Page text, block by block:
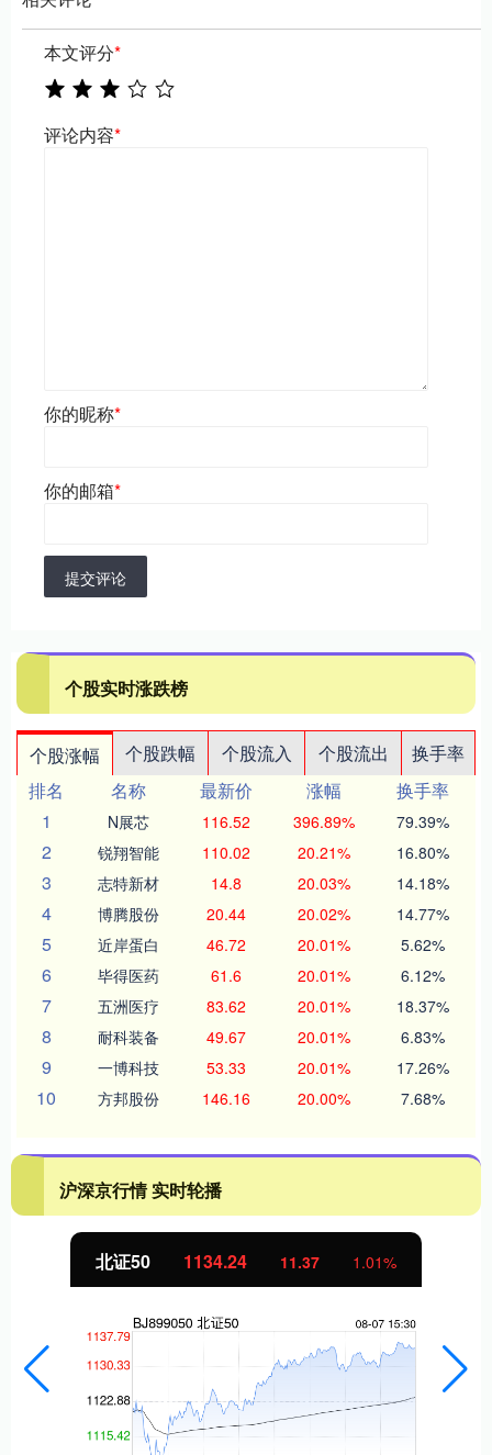
本文评分*
评论内容*
你的昵称*
你的邮箱*
提交评论
个股实时涨跌榜
个股涨幅 个股跌幅 个股流入 个股流出
换手率
排名
名称 最新价 涨幅
换手率
1
N展芯 116.52 396.89% 79.39%
2 锐翔智能 110.02 20.21% 16.80%
3 志特新材 14.8 20.03% 14.18%
4 博腾股份 20.44 20.02% 14.77%
5 近岸蛋白 46.72 20.01% 5.62%
6 毕得医药 61.6 20.01% 6.12%
7 五洲医疗 83.62 20.01% 18.37%
8 耐科装备 49.67 20.01% 6.83%
9 一博科技 53.33 20.01% 17.26%
10 方邦股份 146.16 20.00% 7.68%
沪深京行情 实时轮播
北证50 1134.24 11.37 1.01%